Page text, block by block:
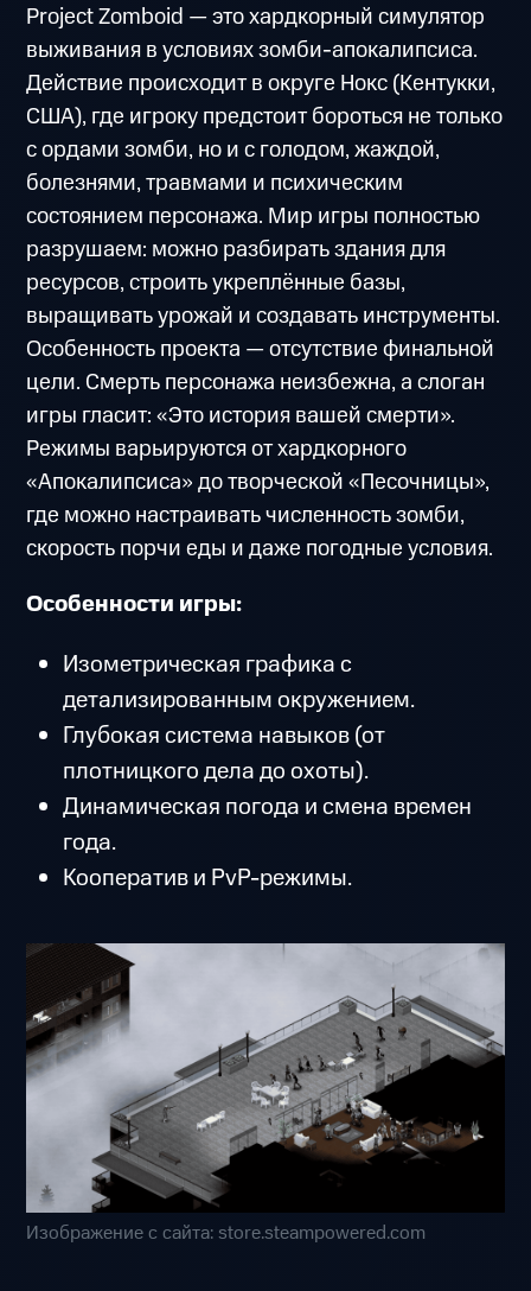
Project Zomboid — это хардкорный симулятор
выживания в условиях зомби-апокалипсиса.
Действие происходит в округе Нокс (Кентукки,
США), где игроку предстоит бороться не только
с ордами зомби, но и с голодом, жаждой,
болезнями, травмами и психическим
состоянием персонажа. Мир игры полностью
разрушаем: можно разбирать здания для
ресурсов, строить укреплённые базы,
выращивать урожай и создавать инструменты.
Особенность проекта — отсутствие финальной
цели. Смерть персонажа неизбежна, а слоган
игры гласит: «Это история вашей смерти».
Режимы варьируются от хардкорного
«Апокалипсиса» до творческой «Песочницы»,
где можно настраивать численность зомби,
скорость порчи еды и даже погодные условия.
Особенности игры:
Изометрическая графика с
детализированным окружением.
Глубокая система навыков (от
плотницкого дела до охоты).
Динамическая погода и смена времен
года.
Кооператив и РvР-режимы.
Изображение с сайта: store.steampowered.com